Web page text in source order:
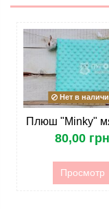
Нет в
Плюш "Minky"
80,00 грн
Просмотр